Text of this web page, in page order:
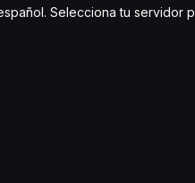
Selecciona tu